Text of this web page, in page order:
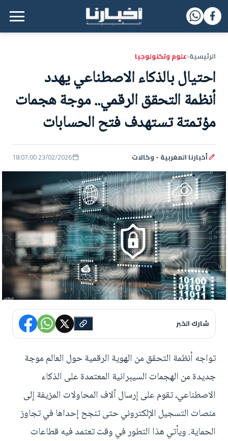
القائمة الرئيسية
الرئيسية‹علوم وتكنولوجيا
احتيال بالذكاء الاصطناعي يهدد
أنظمة التحقق الرقمي.. موجة هجمات
مؤتمتة تستهدف فتح الحسابات
أخبارنا المغربية - وكالات 23/02/2026 18:07:00
شارك الخبر
تواجه أنظمة التحقق من الهوية الرقمية حول العالم موجة
جديدة من الهجمات السيبرانية المعتمدة على الذكاء
الاصطناعي، تقوم على إرسال آلاف المحاولات المزيفة إلى
منصات التسجيل الإلكتروني حتى تنجح إحداها في تجاوز
الحماية. ويأتي هذا التطور في وقت تعتمد فيه قطاعات